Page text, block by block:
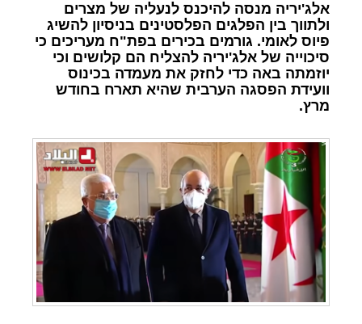
אלג'יריה מנסה להיכנס לנעליה של מצרים
ולתווך בין הפלגים הפלסטינים בניסיון להשיג
פיוס לאומי. גורמים בכירים בפת"ח מעריכים כי
סיכוייה של אלג'יריה להצליח הם קלושים וכי
יוזמתה באה כדי לחזק את מעמדה בכינוס
וועידת הפסגה הערבית שהיא תארח בחודש
מרץ.